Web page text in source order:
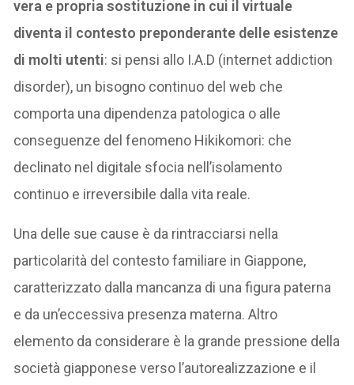
vera e propria sostituzione in cui il virtuale
diventa il contesto preponderante delle esistenze
di molti utenti: si pensi allo I.A.D (internet addiction
disorder), un bisogno continuo del web che
comporta una dipendenza patologica o alle
conseguenze del fenomeno Hikikomori: che
declinato nel digitale sfocia nell’isolamento
continuo e irreversibile dalla vita reale.
Una delle sue cause è da rintracciarsi nella
particolarità del contesto familiare in Giappone,
caratterizzato dalla mancanza di una figura paterna
e da un’eccessiva presenza materna. Altro
elemento da considerare è la grande pressione della
società giapponese verso l’autorealizzazione e il